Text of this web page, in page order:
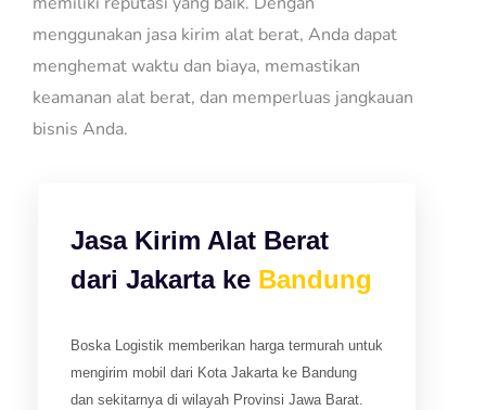
menggunakan jasa kirim alat berat, Anda dapat
menghemat waktu dan biaya, memastikan
keamanan alat berat, dan memperluas jangkauan
bisnis Anda.
Jasa Kirim Alat Berat
dari Jakarta ke Bandung
Boska Logistik memberikan harga termurah untuk
mengirim mobil dari Kota Jakarta ke Bandung
dan sekitarnya di wilayah Provinsi Jawa Barat.